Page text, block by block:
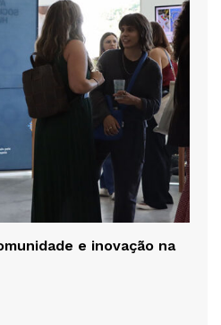
e inovação na